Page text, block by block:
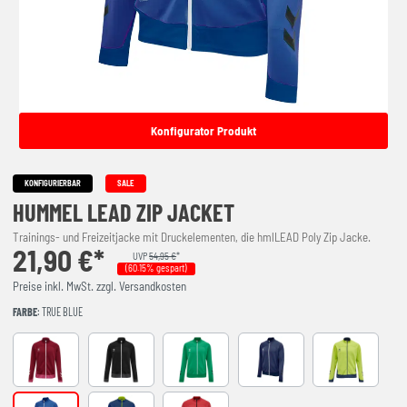
Konfigurator Produkt
KONFIGURIERBAR SALE
HUMMEL LEAD ZIP JACKET
Trainings- und Freizeitjacke mit Druckelementen, die hmlLEAD Poly Zip Jacke.
21,90 €* UVP54,95 €*
(60.15% gespart)
Preise inkl. MwSt. zzgl. Versandkosten
FARBE: TRUE BLUE
BIKING RED Black JELLY BEAN marine LIME PUNCH